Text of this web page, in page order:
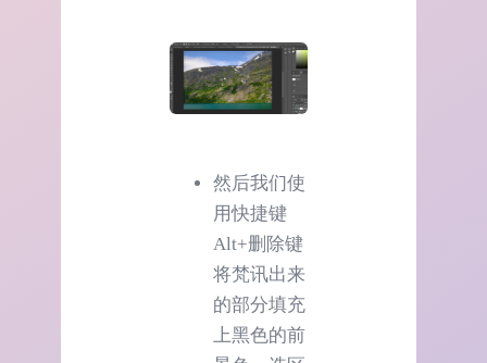
然后我们使
用快捷键
Alt+删除键
将梵讯出来
的部分填充
上黑色的前